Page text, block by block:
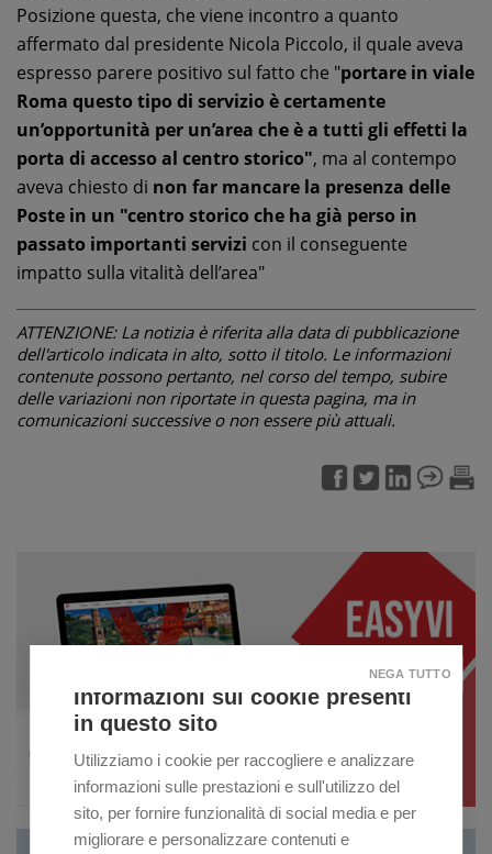
Posizione questa, che viene incontro a quanto
affermato dal presidente Nicola Piccolo, il quale aveva
espresso parere positivo sul fatto che "portare in viale
Roma questo tipo di servizio è certamente
un’opportunità per un’area che è a tutti gli effetti la
porta di accesso al centro storico", ma al contempo
aveva chiesto di non far mancare la presenza delle
Poste in un "centro storico che ha già perso in
passato importanti servizi con il conseguente
impatto sulla vitalità dell’area"
ATTENZIONE: La notizia è riferita alla data di pubblicazione
dell'articolo indicata in alto, sotto il titolo. Le informazioni
contenute possono pertanto, nel corso del tempo, subire
delle variazioni non riportate in questa pagina, ma in
comunicazioni successive o non essere più attuali.
Informazioni sui cookie presenti
in questo sito
Utilizziamo i cookie per raccogliere e analizzare
informazioni sulle prestazioni e sull'utilizzo del
sito, per fornire funzionalità di social media e per
migliorare e personalizzare contenuti e
NEGA TUTTO